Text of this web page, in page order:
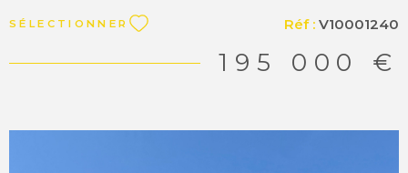
constructeur, entrée autoroute à 5 minutes. Zone
URdm du PLU en vigueur. Viabilités en bordure. Matesa
immobilier, agence immobilière indépendante, vente
terrain Valserhone - Ochiaz 01200 “Les informations sur
SÉLECTIONNER Réf : V10001240
195 000 €